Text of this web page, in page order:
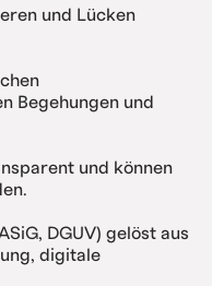
und Lücken
Begehungen und
und können
DGUV) gelöst aus
digitale